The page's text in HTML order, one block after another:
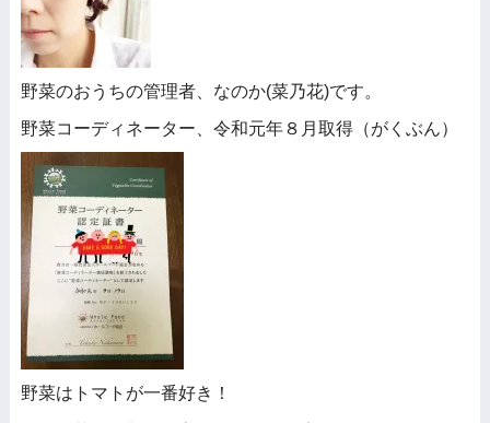
野菜のおうちの管理者、なのか(菜乃花)です。
野菜コーディネーター、令和元年８月取得（がくぶん）
野菜はトマトが一番好き！